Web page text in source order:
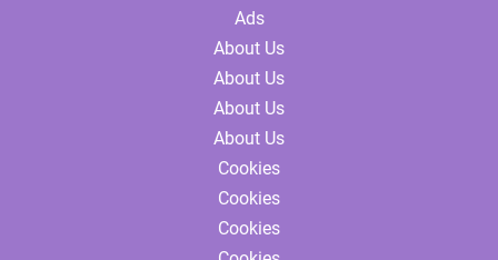
Ads
About Us
About Us
About Us
About Us
Cookies
Cookies
Cookies